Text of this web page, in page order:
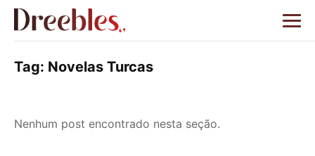
Tag: Novelas Turcas
Nenhum post encontrado nesta seção.